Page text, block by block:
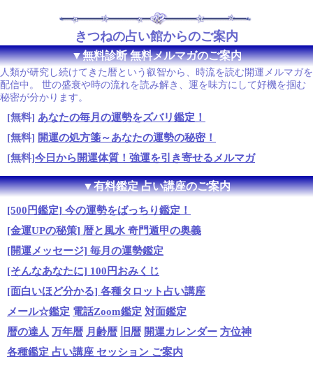
きつねの占い館からのご案内
▼無料診断 無料メルマガのご案内
人類が研究し続けてきた暦という叡智から、時流を読む開運メルマガを
配信中。 世の盛衰や時の流れを読み解き、運を味方にして好機を掴む
秘密が分かります。
[無料] あなたの毎月の運勢をズバリ鑑定！
[無料] 開運の処方箋～あなたの運勢の秘密！
[無料]今日から開運体質！強運を引き寄せるメルマガ
▼有料鑑定 占い講座のご案内
[500円鑑定] 今の運勢をばっちり鑑定！
[金運UPの秘策] 暦と風水 奇門遁甲の奥義
[開運メッセージ] 毎月の運勢鑑定
[そんなあなたに] 100円おみくじ
[面白いほど分かる] 各種タロット占い講座
メール☆鑑定 電話Zoom鑑定 対面鑑定
暦の達人 万年暦 月齢暦 旧暦 開運カレンダー 方位神
各種鑑定 占い講座 セッション ご案内